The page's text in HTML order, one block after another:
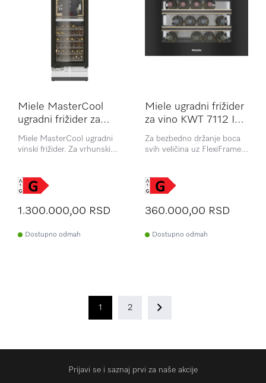
Miele MasterCool
ugradni frižider za
vino KWT 2672 ViS
Miele MasterCool ugradni
vinski frižider. Za vrhunski
1.300.000,00 RSD
Dostupno odmah
Miele ugradni frižider
za vino KWT 7112 Ig
OBSW
Za bezbedno držanje boca
svih veličina uz FlexiFrame
360.000,00 RSD
Dostupno odmah
1 2
Prijavi se i saznaj prvi za naše akcije